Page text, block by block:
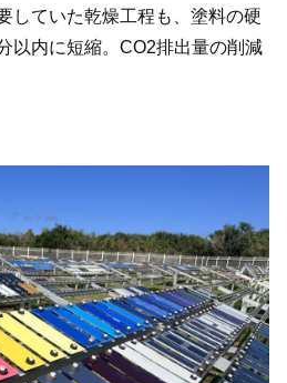
していた乾燥工程も、塗料の硬
以内に短縮。CO2排出量の削減